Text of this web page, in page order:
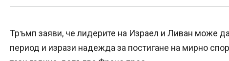
Тръмп заяви, че лидерите на Израел и Ливан може
период и изрази надежда за постигане на мирно